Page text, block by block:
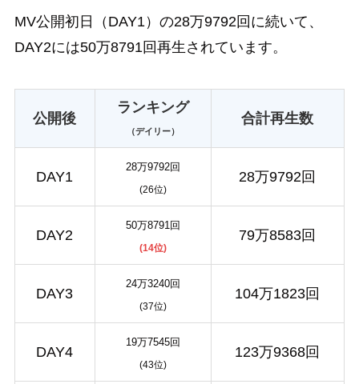
MV公開初日（DAY1）の28万9792回に続いて、
DAY2には50万8791回再生されています。
公開後
ランキング
（デイリー）
合計再生数
DAY1
28万9792回
(26位)
28万9792回
DAY2
50万8791回
(14位)
79万8583回
DAY3
24万3240回
(37位)
104万1823回
DAY4
19万7545回
(43位)
123万9368回